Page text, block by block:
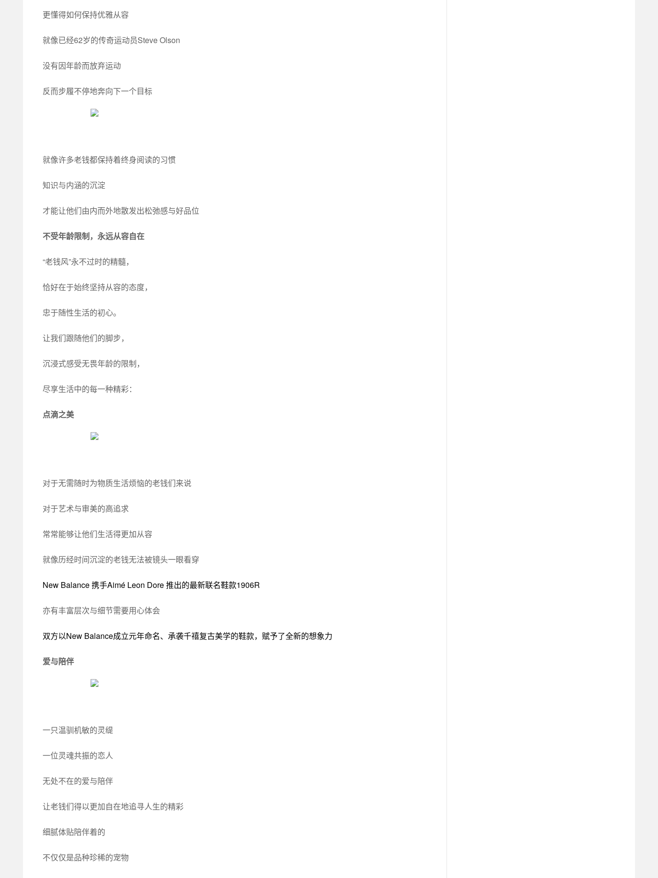
更懂得如何保持优雅从容
就像已经62岁的传奇运动员Steve Olson
没有因年龄而放弃运动
反而步履不停地奔向下一个目标
就像许多老钱都保持着终身阅读的习惯
知识与内涵的沉淀
才能让他们由内而外地散发出松弛感与好品位
不受年龄限制，永远从容自在
“老钱风”永不过时的精髓，
恰好在于始终坚持从容的态度，
忠于随性生活的初心。
让我们跟随他们的脚步，
沉浸式感受无畏年龄的限制，
尽享生活中的每一种精彩：
点滴之美
对于无需随时为物质生活烦恼的老钱们来说
对于艺术与审美的高追求
常常能够让他们生活得更加从容
就像历经时间沉淀的老钱无法被镜头一眼看穿
New Balance 携手Aimé Leon Dore 推出的最新联名鞋款1906R
亦有丰富层次与细节需要用心体会
双方以New Balance成立元年命名、承袭千禧复古美学的鞋款，赋予了全新的想象力
爱与陪伴
一只温驯机敏的灵缇
一位灵魂共振的恋人
无处不在的爱与陪伴
让老钱们得以更加自在地追寻人生的精彩
细腻体贴陪伴着的
不仅仅是品种珍稀的宠物